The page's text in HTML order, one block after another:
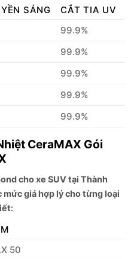
SÁNG CẮT TIA UV
99.9%
99.9%
99.9%
99.9%
99.9%
CeraMAX Gói
cho xe SUV tại Thành
mức giá hợp lý cho từng loại
50